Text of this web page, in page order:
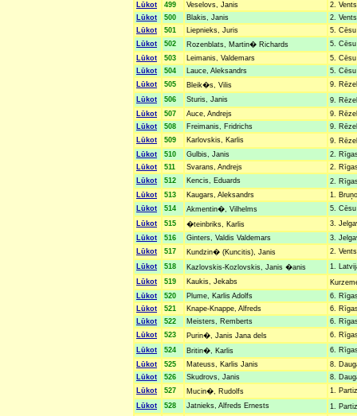
Lūkot
499 Veselovs, Janis
2.
Lūkot
500 Blakis, Janis
2.
Lūkot
501 Liepnieks, Juris
5.
Lūkot
502 Rozenblats, Martin� Richards
5.
Lūkot
503 Leimanis, Valdemars
5.
Lūkot
504 Lauce, Aleksandrs
5.
Lūkot
505 Bleik�s, Vilis
9.
Lūkot
506 Sturis, Janis
9.
Lūkot
507 Auce, Andrejs
9.
Lūkot
508 Freimanis, Fridrichs
9.
Lūkot
509 Karlovskis, Karlis
9.
Lūkot
510 Gulbis, Janis
2.
Lūkot
511 Svarans, Andrejs
2.
Lūkot
512 Kencis, Eduards
2.
Lūkot
513 Kaugars, Aleksandrs
1.
Lūkot
514 Akmentin�, Vilhelms
5.
Lūkot
515 �teinbriks, Karlis
3.
Lūkot
516 Ginters, Valdis Valdemars
3.
Lūkot
517 Kundzin� (Kuncitis), Janis
2.
Lūkot
518 Kazlovskis-Kozlovskis, Janis �anis
1.
Lūkot
519 Kaukis, Jekabs
Lūkot
520 Plume, Karlis Adolfs
6.
Lūkot
521 Knape-Knappe, Alfreds
6.
Lūkot
522 Meisters, Remberts
6.
Lūkot
523 Purin�, Janis Jana dels
6.
Lūkot
524 Britin�, Karlis
6.
Lūkot
525 Mateuss, Karlis Janis
8.
Lūkot
526 Skudrovs, Janis
8.
Lūkot
527 Mucin�, Rudolfs
1.
Lūkot
528 Jatnieks, Alfreds Ernests
1.